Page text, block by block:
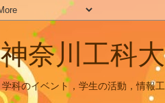
神奈川工科
学科のイベント，学生の活動，情報